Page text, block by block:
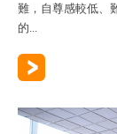
難，自尊感較低、
的...